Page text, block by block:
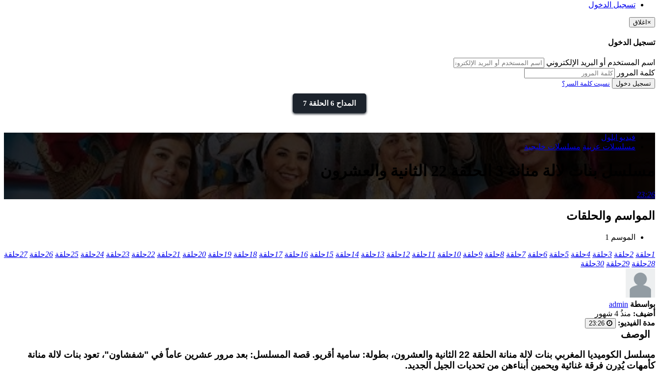
تسجيل الدخول
× اغلاق
تسجيل الدخول
اسم المستخدم أو البريد الإلكتروني
كلمة المرور
تسجيل دخول نسيت كلمة السر؟
المداح 6 الحلقة 7
فيديو ايلول
مسلسلات عربية مسلسلات خليجية
مسلسل بنات لالة منانة 3 الحلقة 22 الثانية والعشرون
23:26
المواسم والحلقات
الموسم 1
1حلقة 2حلقة 3حلقة 4حلقة 5حلقة 6حلقة 7حلقة 8حلقة 9حلقة 10حلقة 11حلقة 12حلقة 13حلقة 14حلقة 15حلقة 16حلقة 17حلقة 18حلقة 19حلقة 20حلقة 21حلقة 22حلقة 23حلقة 24حلقة 25حلقة 26حلقة 27حلقة
28حلقة 29حلقة 30حلقة
بواسطة admin
أضيف: منذُ 4 شهور
مدة الفيديو:
الوصف
مسلسل الكوميديا المغربي بنات لالة منانة الحلقة 22 الثانية والعشرون، بطولة: سامية أقريو. قصة المسلسل: بعد مرور عشرين عاماً في "شفشاون"، تعود بنات لالة منانة
كأمهات يُدِرن فرقة غنائية ويحمين أبناءهن من تحديات الجيل الجديد.